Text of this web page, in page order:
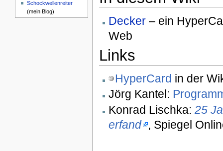
Decker– ein
Web
Links
HyperCard in der
Jörg Kantel:
Konrad Lischka: 25
erfand , Spiegel
Schockwellenreiter
(mein Blog)